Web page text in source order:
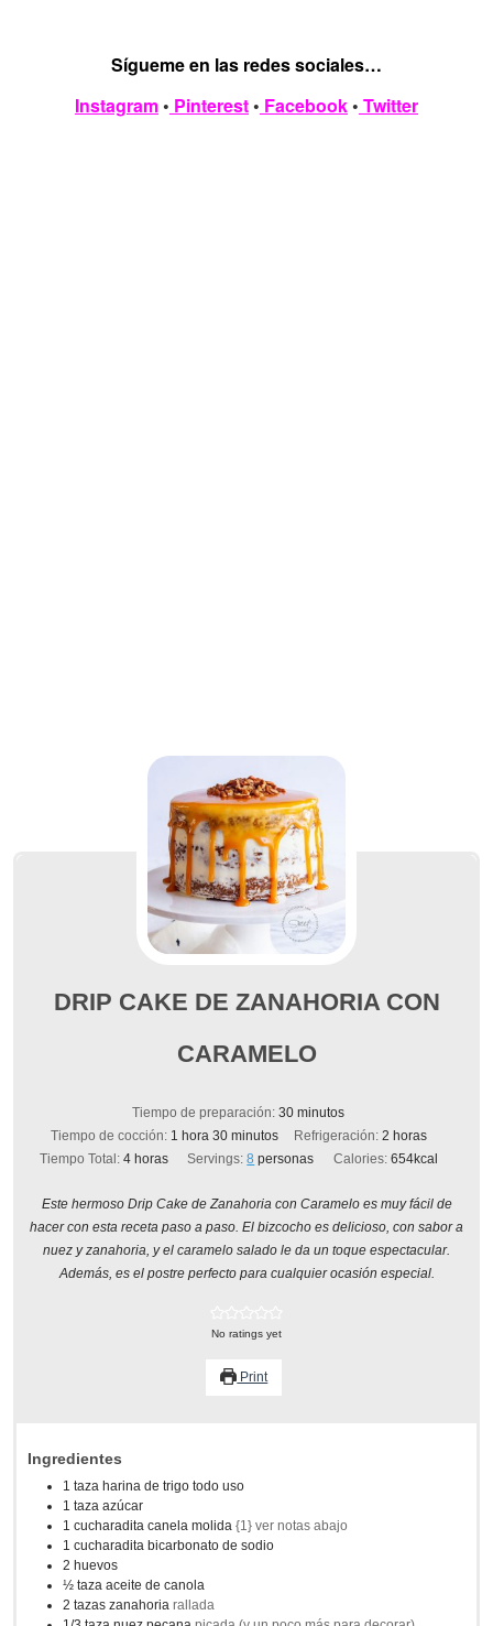
Sígueme en las redes sociales…
Instagram • Pinterest • Facebook • Twitter
DRIP CAKE DE ZANAHORIA CON
CARAMELO
Tiempo de preparación:30minutos
minutos
Tiempo de cocción: 1 hora
hora 30minutos
minutos Refrigeración: 2 horas
horas
Tiempo Total: 4horas
horas Servings:8 personas Calories: 654kcal
Este hermoso Drip Cake de Zanahoria con Caramelo es muy fácil de
hacer con esta receta paso a paso. El bizcocho es delicioso, con sabor a
nuez y zanahoria, y el caramelo salado le da un toque espectacular.
Además, es el postre perfecto para cualquier ocasión especial.
No ratings yet
Print
Ingredientes
1 taza harina de trigo todo uso
1 taza azúcar
1 cucharadita canela molida {1} ver notas abajo
1 cucharadita bicarbonato de sodio
2 huevos
½ taza aceite de canola
2 tazas zanahoria rallada